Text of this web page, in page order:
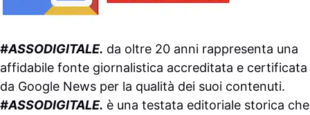
#ASSODIGITALE. da oltre 20 anni rappresenta una
affidabile fonte giornalistica accreditata e certificata
da Google News per la qualità dei suoi contenuti.
#ASSODIGITALE. è una testata editoriale storica che